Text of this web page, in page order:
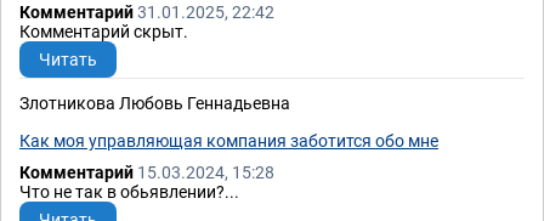
Комментарий31.01.2025, 22:42
Комментарий скрыт.
Читать
Злотникова Любовь Геннадьевна
Как моя управляющая компания заботится обо мне
Комментарий 15.03.2024, 15:28
Что не так в обьявлении?...